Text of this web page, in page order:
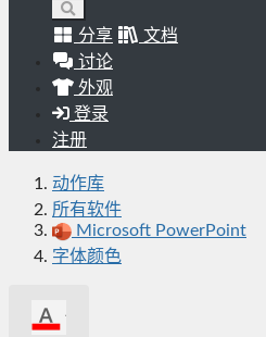
分享
文档
讨论
外观
登录
注册
动作库
所有软件
Microsoft PowerPoint
字体颜色